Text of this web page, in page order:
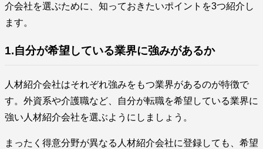
介会社を選ぶために、知っておきたいポイントを3つ紹介し
ます。
1.自分が希望している業界に強みがあるか
人材紹介会社はそれぞれ強みをもつ業界があるのが特徴で
す。外資系や介護職など、自分が転職を希望している業界に
強い人材紹介会社を選ぶようにしましょう。
まったく得意分野が異なる人材紹介会社に登録しても、希望